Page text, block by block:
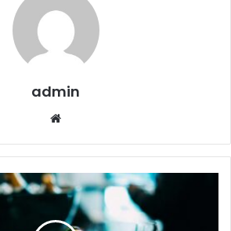
admin